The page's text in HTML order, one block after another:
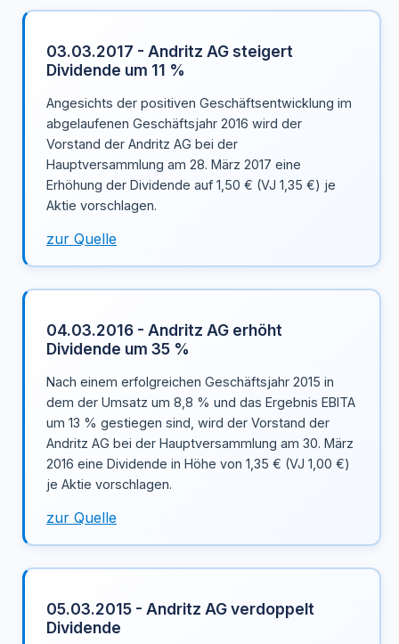
03.03.2017 - Andritz AG steigert
Dividende um 11 %
Angesichts der positiven Geschäftsentwicklung im
abgelaufenen Geschäftsjahr 2016 wird der
Vorstand der Andritz AG bei der
Hauptversammlung am 28. März 2017 eine
Erhöhung der Dividende auf 1,50 € (VJ 1,35 €) je
Aktie vorschlagen.
zur Quelle
04.03.2016 - Andritz AG erhöht
Dividende um 35 %
Nach einem erfolgreichen Geschäftsjahr 2015 in
dem der Umsatz um 8,8 % und das Ergebnis EBITA
um 13 % gestiegen sind, wird der Vorstand der
Andritz AG bei der Hauptversammlung am 30. März
2016 eine Dividende in Höhe von 1,35 € (VJ 1,00 €)
je Aktie vorschlagen.
zur Quelle
05.03.2015 - Andritz AG verdoppelt
Dividende